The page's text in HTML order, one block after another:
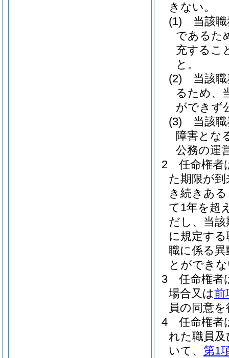
きない。
(1)
当該
であるた
充するこ
と。
(2)
当該
るため、
ができず
(3)
当該
障害とな
公務の運
2
任命権者
た期限が
き続きあ
て1年を超
だし、当
に規定す
職に係る異
とができ
3
任命権者
場合又は前
員の同意
4
任命権者
れた職員及
いて、 第1